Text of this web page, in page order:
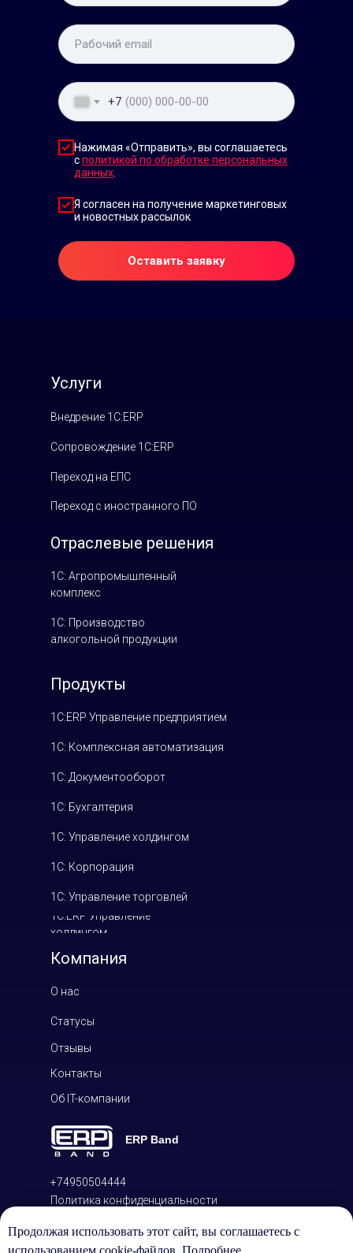
+7
Нажимая «Отправить», вы соглашаетесь
сполитикой по обработке персональных
данных
Я согласен на получение маркетинговых
и новостных рассылок
Оставить заявку
Продолжая использовать этот сайт, вы соглашаетесь с
Услуги
Отраслевые решения
Продукты
Компания
1С: Агропромышленный
комплекс
1С: Производство
алкогольной продукции
1С:ERP Управление предприятием
1С: Комплексная автоматизация
+74950504444
1С: Документооборот
Политика конфиденциальности
1С: Управление холдингом
1С: Корпорация
1С: Бухгалтерия
1С: Управление торговлей
1С:ERP Управление
холдингом
Внедрение 1С:ERP
Сопровождение 1С:ERP
Переход на ЕПС
Переход с иностранного ПО
О нас
Статусы
Отзывы
Контакты
Об IT-компании
ООО «ЕЭрПи Бэнд»
ERP Band